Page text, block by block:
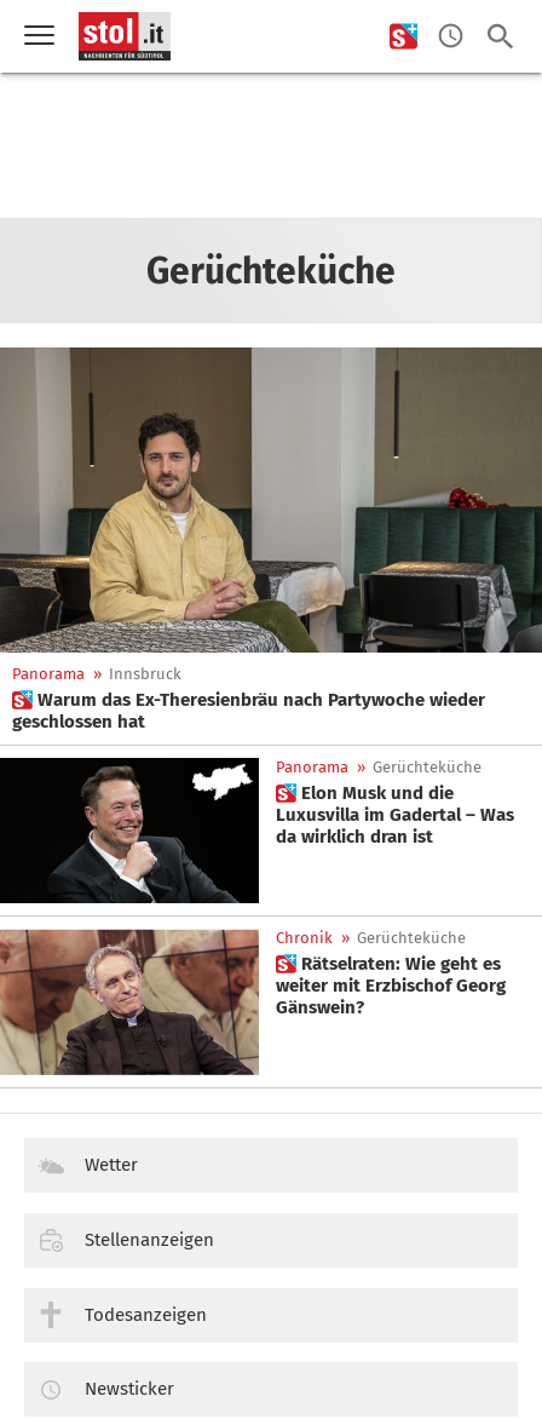
Gerüchteküche
Panorama » Innsbruck
 Warum das Ex-Theresienbräu nach Partywoche wieder
geschlossen hat
Panorama » Gerüchteküche
 Elon Musk und die
Luxusvilla im Gadertal – Was
da wirklich dran ist
Chronik » Gerüchteküche
 Rätselraten: Wie geht es
weiter mit Erzbischof Georg
Gänswein?
Wetter
Stellenanzeigen
Todesanzeigen
Newsticker